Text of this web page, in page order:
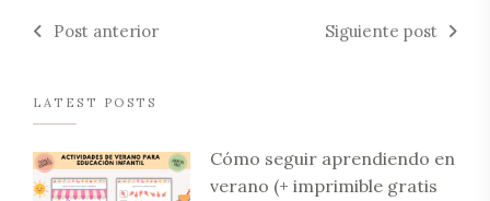
Post anterior Siguiente post
LATEST POSTS
Cómo seguir aprendiendo en
verano (+ imprimible gratis